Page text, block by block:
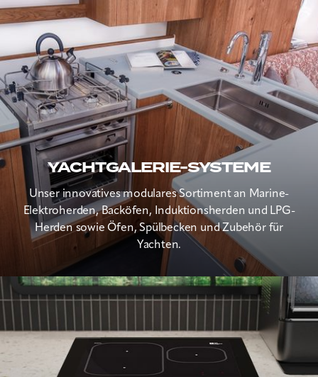
YACHTGALERIE-SYSTEME
Unser innovatives modulares Sortiment an Marine-
Elektroherden, Backöfen, Induktionsherden und LPG-
Herden sowie Öfen, Spülbecken und Zubehör für
Yachten.